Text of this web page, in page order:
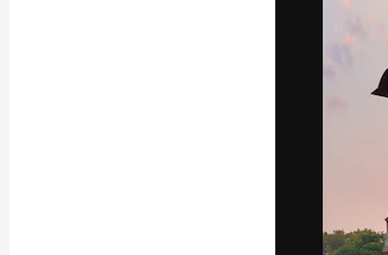
Animações
Modelos
Modelos